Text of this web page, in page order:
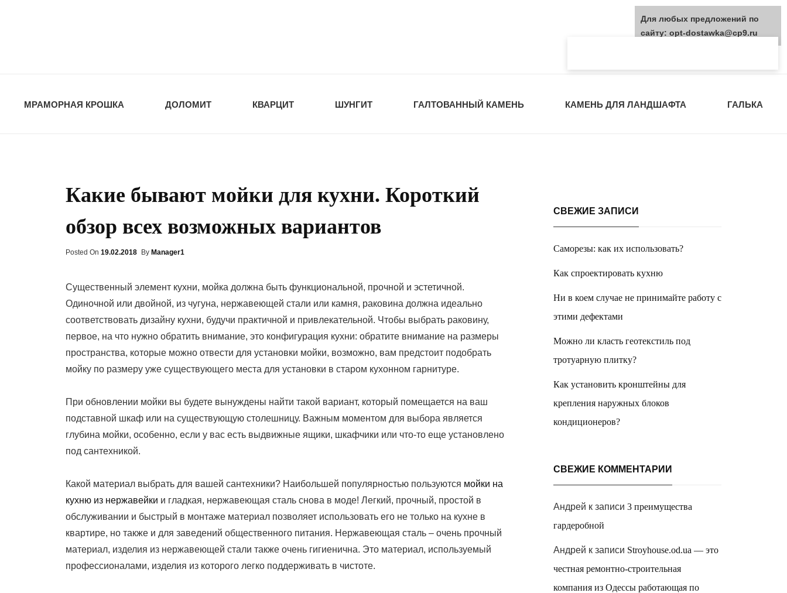
МРАМОРНАЯ КРОШКА ДОЛОМИТ КВАРЦИТ ШУНГИТ ГАЛТОВАННЫЙ КАМЕНЬ КАМЕНЬ ДЛЯ ЛАНДШАФТА ГАЛЬКА
Какие бывают мойки для кухни. Короткий
обзор всех возможных вариантов
Posted On Posted
19.02.2018 By Manager1
Существенный элемент кухни, мойка должна быть функциональной, прочной и эстетичной.
Одиночной или двойной, из чугуна, нержавеющей стали или камня, раковина должна идеально
соответствовать дизайну кухни, будучи практичной и привлекательной. Чтобы выбрать раковину,
первое, на что нужно обратить внимание, это конфигурация кухни: обратите внимание на размеры
пространства, которые можно отвести для установки мойки, возможно, вам предстоит подобрать
мойку по размеру уже существующего места для установки в старом кухонном гарнитуре.
При обновлении мойки вы будете вынуждены найти такой вариант, который помещается на ваш
подставной шкаф или на существующую столешницу. Важным моментом для выбора является
глубина мойки, особенно, если у вас есть выдвижные ящики, шкафчики или что-то еще установлено
под сантехникой.
Какой материал выбрать для вашей сантехники? Наибольшей популярностью пользуются мойки на
кухню из нержавейки и гладкая, нержавеющая сталь снова в моде! Легкий, прочный, простой в
обслуживании и быстрый в монтаже материал позволяет использовать его не только на кухне в
квартире, но также и для заведений общественного питания. Нержавеющая сталь – очень прочный
материал, изделия из нержавеющей стали также очень гигиенична. Это материал, используемый
профессионалами, изделия из которого легко поддерживать в чистоте.
СВЕЖИЕ ЗАПИСИ
Саморезы: как их использовать?
Как спроектировать кухню
Ни в коем случае не принимайте работу с
этими дефектами
Можно ли класть геотекстиль под
тротуарную плитку?
Как установить кронштейны для
крепления наружных блоков
кондиционеров?
СВЕЖИЕ КОММЕНТАРИИ
Андрей к записи 3 преимущества
гардеробной
Андрей к записи Stroyhouse.od.ua — это
честная ремонтно-строительная
компания из Одессы работающая по
Для любых предложений по
сайту: opt-dostawka@cp9.ru